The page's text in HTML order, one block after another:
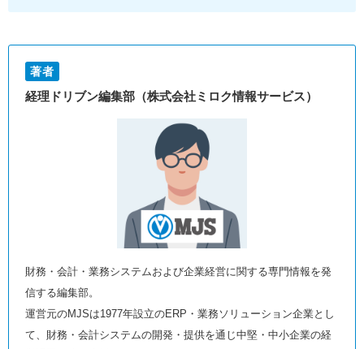
著者
経理ドリブン編集部（株式会社ミロク情報サービス）
財務・会計・業務システムおよび企業経営に関する専門情報を発
信する編集部。
運営元のMJSは1977年設立のERP・業務ソリューション企業とし
て、財務・会計システムの開発・提供を通じ中堅・中小企業の経